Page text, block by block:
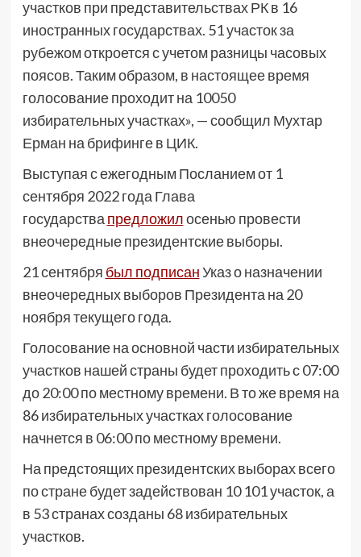
участков при представительствах РК в 16
иностранных государствах. 51 участок за
рубежом откроется с учетом разницы часовых
поясов. Таким образом, в настоящее время
голосование проходит на 10050
избирательных участках», — сообщил Мухтар
Ерман на брифинге в ЦИК.
Выступая с ежегодным Посланием от 1
сентября 2022 года Глава
государства предложилосенью провести
внеочередные президентские выборы.
21 сентября был подписанУказ о назначении
внеочередных выборов Президента на 20
ноября текущего года.
Голосование на основной части избирательных
участков нашей страны будет проходить с 07:00
до 20:00 по местному времени. В то же время на
86 избирательных участках голосование
начнется в 06:00 по местному времени.
На предстоящих президентских выборах всего
по стране будет задействован 10 101 участок, а
в 53 странах созданы 68 избирательных
участков.